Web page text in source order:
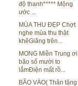
độ thanh***** Mộng
ước ...
MÙA THU ĐẸP Chợt
nghe mùa thu thật
khẽGiăng trên...
MONG Miền Trung ơi
bão số mười to
lắmĐiện mất rồ...
BÃO VÀO( Thân tặng